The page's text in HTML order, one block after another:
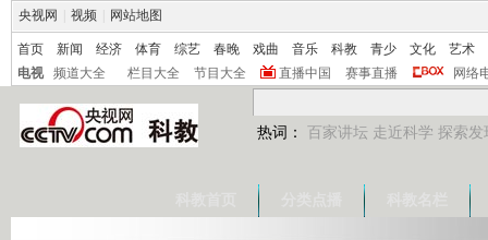
央视网 视频 网站地图
首页 新闻 经济 体育 综艺 春晚 戏曲 音乐 科教 青少 文化
艺术
电视
频道大全 栏目大全 节目大全 直播中国 赛事直播 网络
热词： 百家讲坛 走近科学 探索发